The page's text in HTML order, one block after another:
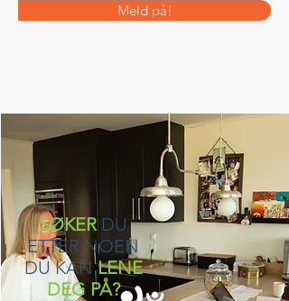
Meld på!
SØKER DU
ETTER NOEN
DU KAN LENE
DEG PÅ?